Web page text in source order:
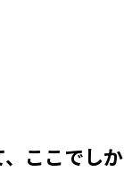
ここでしか